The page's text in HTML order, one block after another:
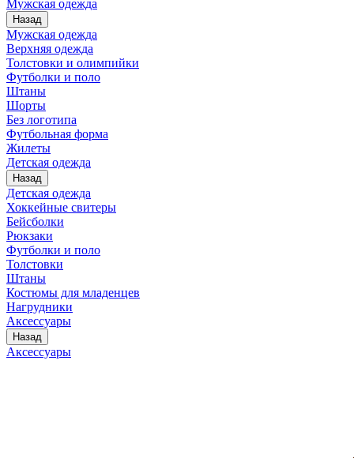
Мужская одежда
Назад
Мужская одежда
Верхняя одежда
Толстовки и олимпийки
Футболки и поло
Штаны
Шорты
Без логотипа
Футбольная форма
Жилеты
Детская одежда
Назад
Детская одежда
Хоккейные свитеры
Бейсболки
Рюкзаки
Футболки и поло
Толстовки
Штаны
Костюмы для младенцев
Нагрудники
Аксессуары
Назад
Аксессуары